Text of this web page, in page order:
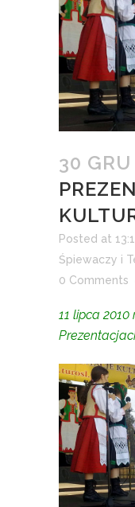
30 GRU
Posted at
Śpiewaczy i
0 Comments
11 lipca